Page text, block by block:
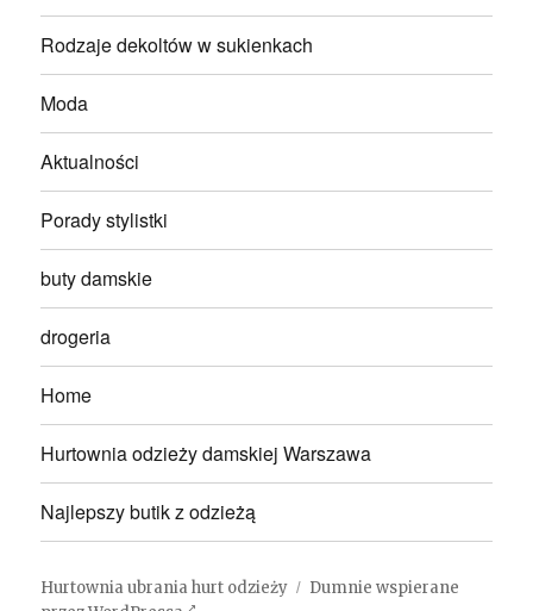
Rodzaje dekoltów w sukienkach
Moda
Aktualności
Porady stylistki
buty damskie
drogeria
Home
Hurtownia odzieży damskiej Warszawa
Najlepszy butik z odzieżą
Hurtownia ubrania hurt odzieży
Dumnie wspierane